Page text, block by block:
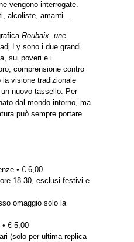
vengono interrogate.
alcoliste, amanti…
Roubaix, une
Ly sono i due grandi
sui poveri e i
comprensione contro
la visione tradizionale
nuovo tassello. Per
dal mondo intorno, ma
può sempre portare
• € 6,00
18.30, esclusi festivi e
omaggio solo la
€ 5,00
(solo per ultima replica